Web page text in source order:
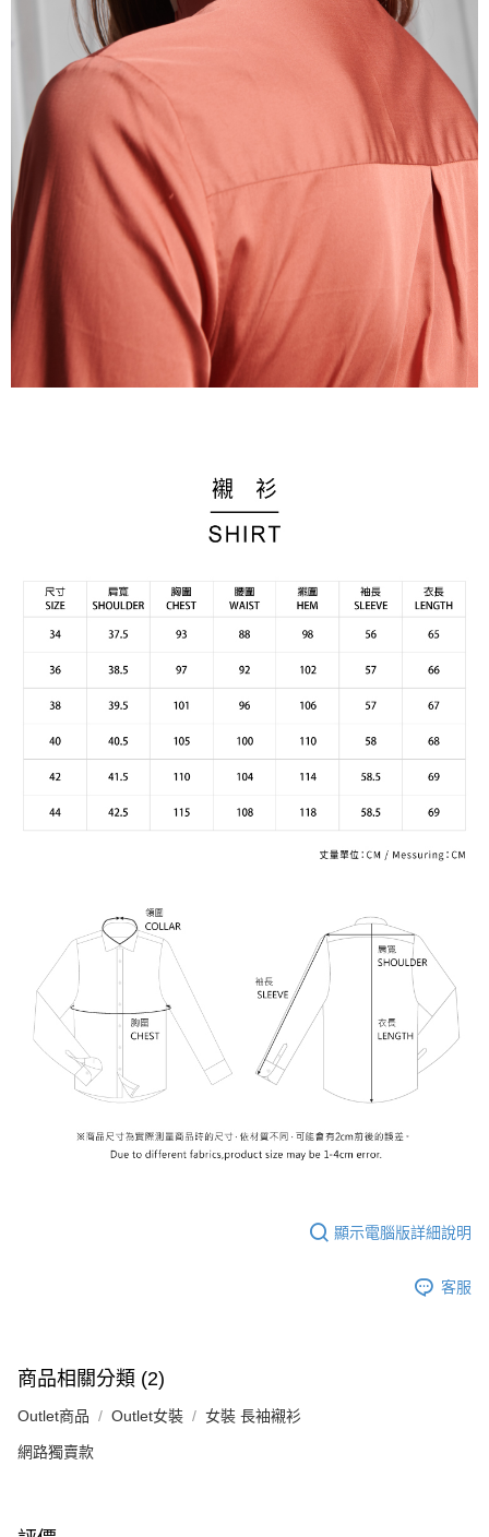
顯示電腦版詳細說明
客服
商品相關分類 (2)
Outlet商品 Outlet女裝 女裝 長袖襯衫
網路獨賣款